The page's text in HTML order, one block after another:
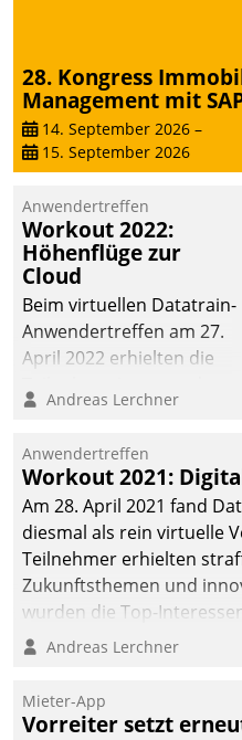
28. Kongress
Management mit
14. September 2026 –
15. September 2026
Anwendertreffen
Workout 2022:
Höhenflüge zur
Cloud
Beim virtuellen Datatrain-
Anwendertreffen am 27.
April 2022 erhielten die
Teilnehmer kurzweilige
Cloud-Strategien und -
Lösungen mit hohem
Zukunftspotenzial.
Andreas Lerchner
Anwendertreffen
Workout 2021:
Am 28. April 2021 fand
diesmal als rein virtuelle
Teilnehmer erhielten
Zukunftsthemen und
wurden die Top-
Andreas Lerchner
Mieter-App
Vorreiter setzt